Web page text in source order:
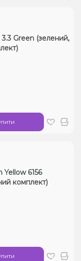
Green (зелений,
Yellow 6156
комплект)